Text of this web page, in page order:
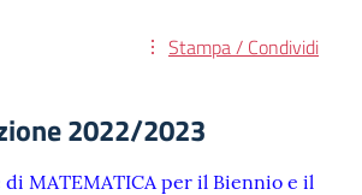
Stampa / Condividi
2022/2023
di MATEMATICA per il Biennio e il